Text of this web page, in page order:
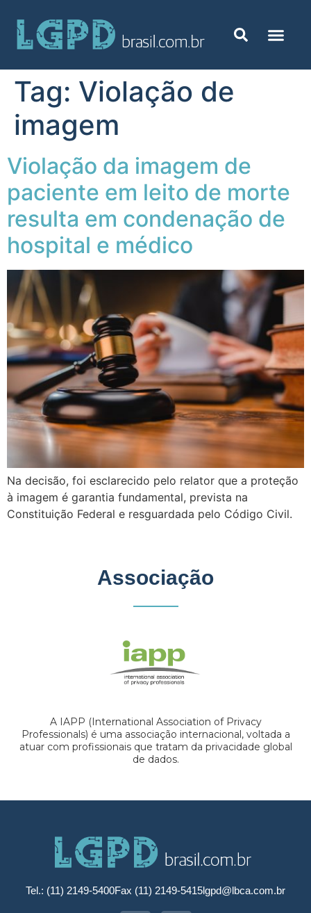
Tag: Violação de
imagem
Violação da imagem de
paciente em leito de morte
resulta em condenação de
hospital e médico
Na decisão, foi esclarecido pelo relator que a proteção
à imagem é garantia fundamental, prevista na
Constituição Federal e resguardada pelo Código Civil.
Associação
A IAPP (International Association of Privacy
Professionals) é uma associação internacional, voltada a
atuar com profissionais que tratam da privacidade global
de dados.
Tel.: (11) 2149-5400Fax (11) 2149-5415lgpd@lbca.com.br